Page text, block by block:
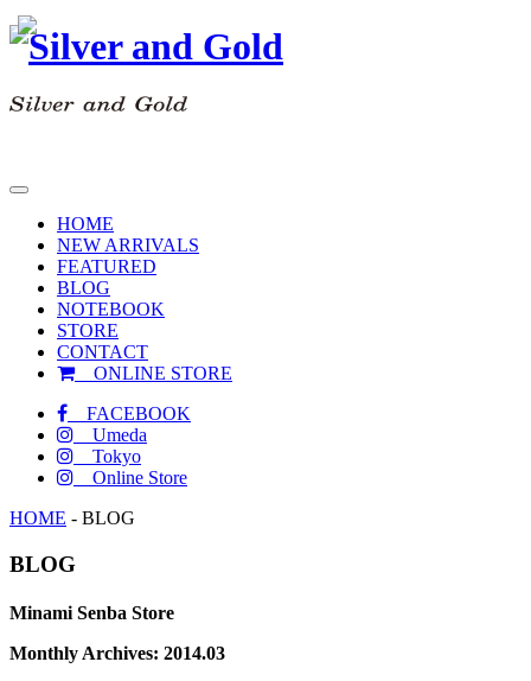
toggle
navigation
HOME
NEW ARRIVALS
FEATURED
BLOG
NOTEBOOK
STORE
CONTACT
ONLINE STORE
FACEBOOK
Umeda
Tokyo
Online Store
HOME - BLOG
BLOG
Minami Senba Store
Monthly Archives: 2014.03